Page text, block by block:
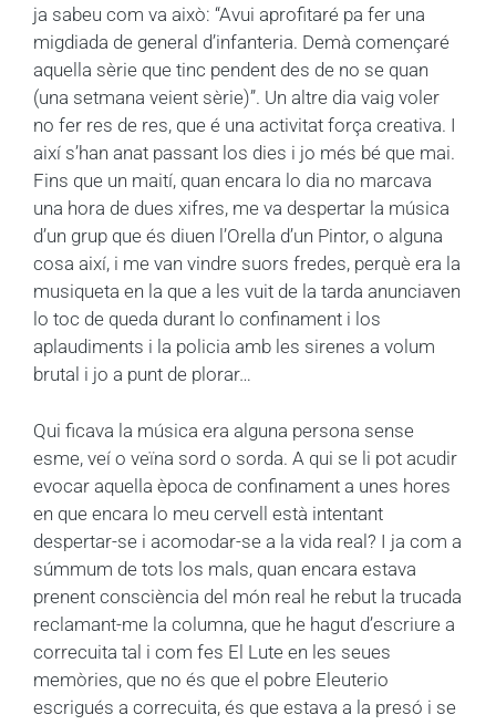
ja sabeu com va això: “Avui aprofitaré pa fer una
migdiada de general d’infanteria. Demà començaré
aquella sèrie que tinc pendent des de no se quan
(una setmana veient sèrie)”. Un altre dia vaig voler
no fer res de res, que é una activitat força creativa. I
així s’han anat passant los dies i jo més bé que mai.
Fins que un maití, quan encara lo dia no marcava
una hora de dues xifres, me va despertar la música
d’un grup que és diuen l’Orella d’un Pintor, o alguna
cosa així, i me van vindre suors fredes, perquè era la
musiqueta en la que a les vuit de la tarda anunciaven
lo toc de queda durant lo confinament i los
aplaudiments i la policia amb les sirenes a volum
brutal i jo a punt de plorar…
Qui ficava la música era alguna persona sense
esme, veí o veïna sord o sorda. A qui se li pot acudir
evocar aquella època de confinament a unes hores
en que encara lo meu cervell està intentant
despertar-se i acomodar-se a la vida real? I ja com a
súmmum de tots los mals, quan encara estava
prenent consciència del món real he rebut la trucada
reclamant-me la columna, que he hagut d’escriure a
correcuita tal i com fes El Lute en les seues
memòries, que no és que el pobre Eleuterio
escrigués a correcuita, és que estava a la presó i se